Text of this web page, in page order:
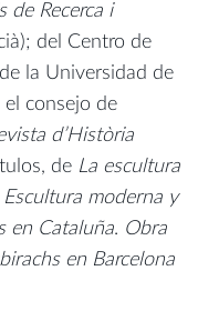
de Recerca i
del Centro de
la Universidad de
consejo de
d’Història
de La escultura
Escultura moderna y
en Cataluña. Obra
en Barcelona